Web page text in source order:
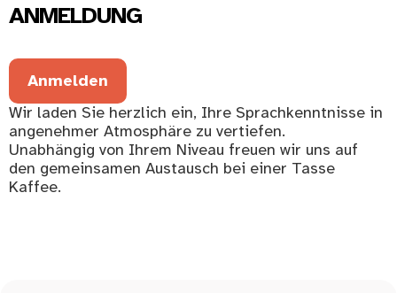
ANMELDUNG
Anmelden
Wir laden Sie herzlich ein, Ihre Sprachkenntnisse in
angenehmer Atmosphäre zu vertiefen.
Unabhängig von Ihrem Niveau freuen wir uns auf
den gemeinsamen Austausch bei einer Tasse
Kaffee.